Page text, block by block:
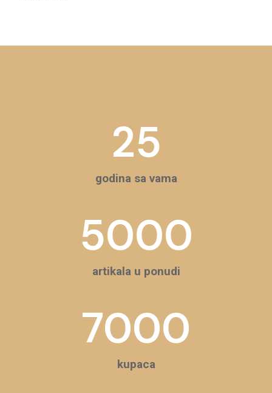
25
godina sa vama
5000
artikala u ponudi
7000
kupaca